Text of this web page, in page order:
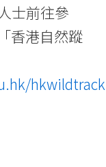
士前往參
香港自然蹤